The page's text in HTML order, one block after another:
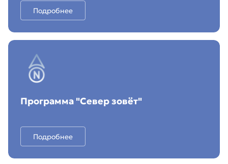
Подробнее
Программа "Север зовёт"
Подробнее